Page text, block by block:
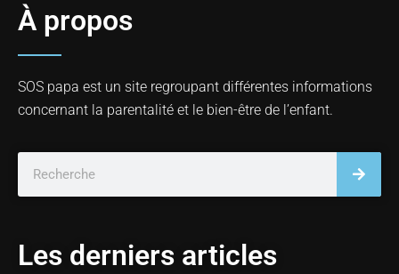
À propos
SOS papa est un site regroupant différentes informations
concernant la parentalité et le bien-être de l’enfant.
Les derniers articles